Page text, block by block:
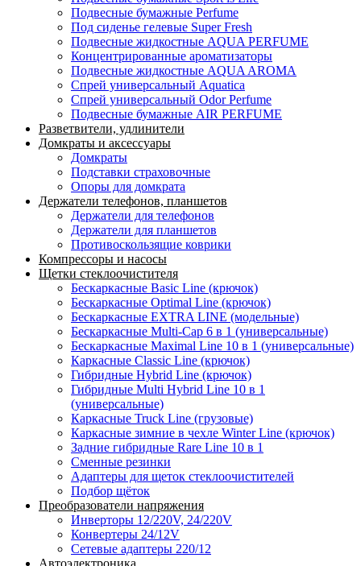
Подвесные бумажные Perfume
Под сиденье гелевые Super Fresh
Подвесные жидкостные AQUA PERFUME
Концентрированные ароматизаторы
Подвесные жидкостные AQUA AROMA
Спрей универсальный Aquatica
Спрей универсальный Odor Perfume
Подвесные бумажные AIR PERFUME
Разветвители, удлинители
Домкраты и аксессуары
Домкраты
Подставки страховочные
Опоры для домкрата
Держатели телефонов, планшетов
Держатели для телефонов
Держатели для планшетов
Противоскользящие коврики
Компрессоры и насосы
Щетки стеклоочистителя
Бескаркасные Basic Line (крючок)
Бескаркасные Optimal Line (крючок)
Бескаркасные EXTRA LINE (модельные)
Бескаркасные Multi-Cap 6 в 1 (универсальные)
Бескаркасные Maximal Line 10 в 1 (универсальные)
Каркасные Classic Line (крючок)
Гибридные Hybrid Line (крючок)
Гибридные Multi Hybrid Line 10 в 1
(универсальные)
Каркасные Truck Line (грузовые)
Каркасные зимние в чехле Winter Line (крючок)
Задние гибридные Rare Line 10 в 1
Сменные резинки
Адаптеры для щеток стеклоочистителей
Подбор щёток
Преобразователи напряжения
Инверторы 12/220V, 24/220V
Конвертеры 24/12V
Сетевые адаптеры 220/12
Автоэлектроника